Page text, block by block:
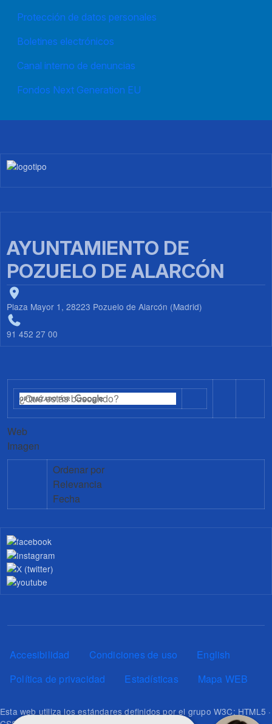
Protección de datos personales
Boletines electrónicos
Canal interno de denuncias
Fondos Next Generation EU
Imagen
AYUNTAMIENTO DE
POZUELO DE ALARCÓN
Plaza Mayor 1, 28223 Pozuelo de Alarcón (Madrid)
91 452 27 00
Web
Imagen
Ordenar por
Relevancia
Fecha
Pie de página
Accesibilidad Condiciones de uso
English
Política de privacidad
Estadísticas Mapa WEB
Esta web utiliza los estándares definidos por el grupo W3C: HTML5 ·